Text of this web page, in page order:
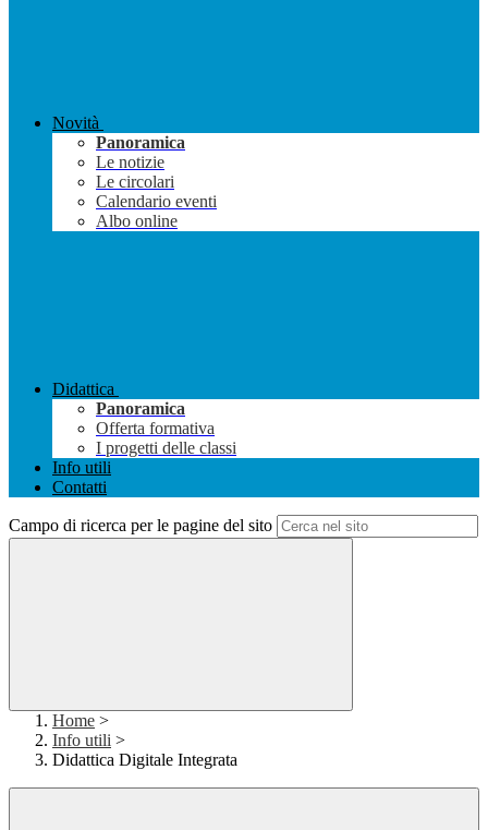
Novità
Panoramica
Le notizie
Le circolari
Calendario eventi
Albo online
Didattica
Panoramica
Offerta formativa
I progetti delle classi
Info utili
Contatti
Campo di ricerca per le pagine del sito
Home >
Info utili >
Didattica Digitale Integrata